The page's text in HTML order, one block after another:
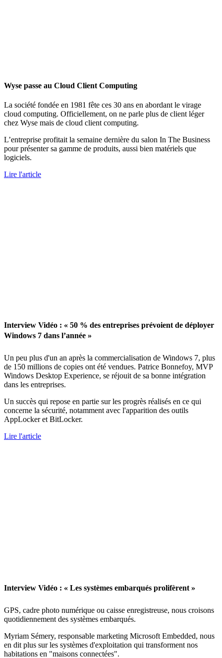
Wyse passe au Cloud Client Computing
La société fondée en 1981 fête ces 30 ans en abordant le virage
cloud computing. Officiellement, on ne parle plus de client léger
chez Wyse mais de cloud client computing.
L’entreprise profitait la semaine dernière du salon In The Business
pour présenter sa gamme de produits, aussi bien matériels que
logiciels.
Lire l'article
Interview Vidéo : « 50 % des entreprises prévoient de déployer
Windows 7 dans l’année »
Un peu plus d'un an après la commercialisation de Windows 7, plus
de 150 millions de copies ont été vendues. Patrice Bonnefoy, MVP
Windows Desktop Experience, se réjouit de sa bonne intégration
dans les entreprises.
Un succès qui repose en partie sur les progrès réalisés en ce qui
concerne la sécurité, notamment avec l'apparition des outils
AppLocker et BitLocker.
Lire l'article
Interview Vidéo : « Les systèmes embarqués prolifèrent »
GPS, cadre photo numérique ou caisse enregistreuse, nous croisons
quotidiennement des systèmes embarqués.
Myriam Sémery, responsable marketing Microsoft Embedded, nous
en dit plus sur les systèmes d'exploitation qui transforment nos
habitations en "maisons connectées".